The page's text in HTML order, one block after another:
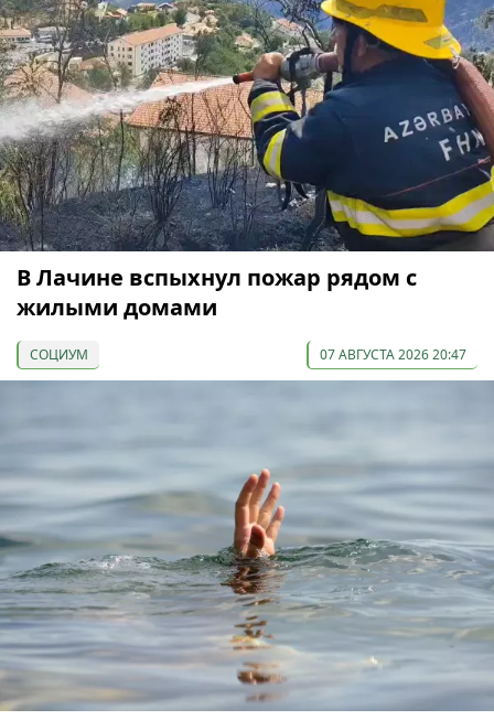
В Лачине вспыхнул пожар рядом с
жилыми домами
СОЦИУМ 07 АВГУСТА 2026 20:47